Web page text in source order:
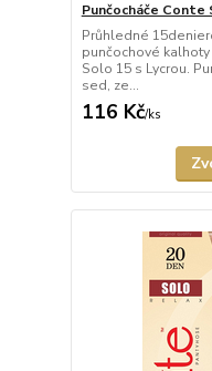
Punčocháče Conte
Průhledné
punčochové
Solo 15 s Lycrou.
sed, ze...
116 Kč/ks